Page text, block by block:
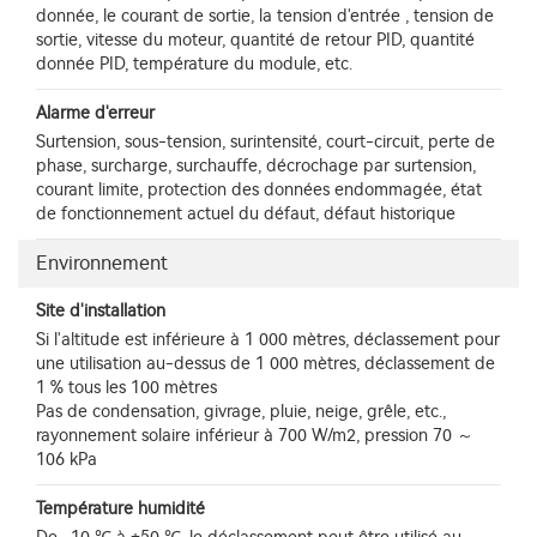
donnée, le courant de sortie, la tension d'entrée , tension de
sortie, vitesse du moteur, quantité de retour PID, quantité
donnée PID, température du module, etc.
Alarme d'erreur
Surtension, sous-tension, surintensité, court-circuit, perte de
phase, surcharge, surchauffe, décrochage par surtension,
courant limite, protection des données endommagée, état
de fonctionnement actuel du défaut, défaut historique
Environnement
Site d'installation
Si l'altitude est inférieure à 1 000 mètres, déclassement pour
une utilisation au-dessus de 1 000 mètres, déclassement de
1 % tous les 100 mètres
Pas de condensation, givrage, pluie, neige, grêle, etc.,
rayonnement solaire inférieur à 700 W/m2, pression 70 ～
106 kPa
Température humidité